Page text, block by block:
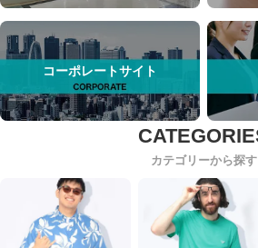
コーポレートサイト
カテゴリーから探す